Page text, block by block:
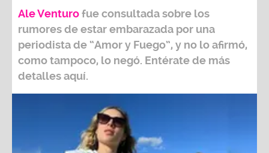
Ale Venturofue consultada sobre los
rumores de estar embarazada por una
periodista de “Amor y Fuego”, y no lo afirmó,
como tampoco, lo negó. Entérate de más
detalles aquí.